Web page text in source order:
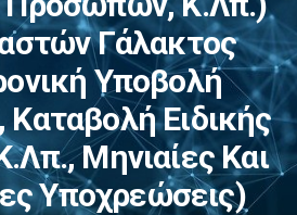
Γάλακτος
Υποβολή
Ειδικής
Μηνιαίες Και
Υποχρεώσεις)